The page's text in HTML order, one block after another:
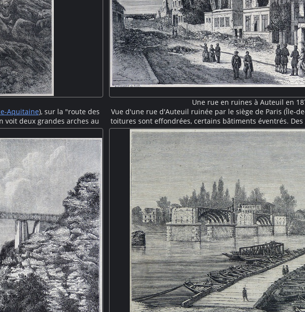
Aquitaine), sur la "route des
voit deux grandes arches au
est construite dans la paroi
assez courant dans les
Une rue en ruines à Auteuil en
Vue d'une rue d'Auteuil ruinée par le siège de Paris (Île-
toitures sont effondrées, certains bâtiments éventrés.
loin un pont ferroviaire semble avoir été épargné. De
observent les dégâts occasionnés par la guerre